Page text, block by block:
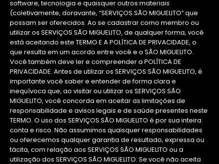
software, tecnologia e quaisquer outros materiais
(coletivamente, doravante, “SERVIÇOS SÃO MIGUELITO” que
possam ser oferecidos. Ao se cadastrar como membro ou
utilizar os SERVIÇOS SÃO MIGUELITO, de qualquer forma, você
está aceitando este TERMO E A POLÍTICA DE PRIVACIDADE, o
que resulta em um acordo entre você e o SÃO MIGUELITO.
Você também deve ler e compreender a POLÍTICA DE
PRIVACIDADE. Antes de utilizar os SERVIÇOS SÃO MIGUELITO, é
importante você saber e entender de forma clara e
inequívoca que, ao visitar ou utilizar os SERVIÇOS SÃO
MIGUELITO, você concorda em aceitar as limitações de
responsabilidade e avisos legais e de saúde presentes neste
TERMO. O uso dos SERVIÇOS SÃO MIGUELITO é por sua inteira
conta e risco. Não assumimos quaisquer responsabilidades
ou oferecemos qualquer garantia de resultado, expressa ou
tácita, com relação aos SERVIÇOS SÃO MIGUELITO ou a
utilização dos SERVIÇOS SÃO MIGUELITO. Se você não aceita